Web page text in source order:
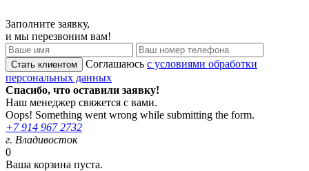
Заполните заявку,
и мы перезвоним вам!
Соглашаюсь с условиями обработки
персональных данных
Спасибо, что оставили заявку!
Наш менеджер свяжется с вами.
Oops! Something went wrong while submitting the form.
+7 914 967 2732
г. Владивосток
0
Ваша корзина пуста.